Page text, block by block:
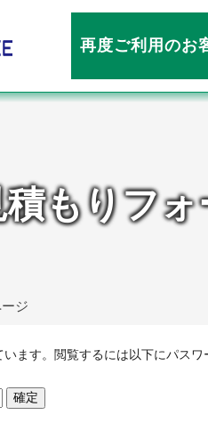
再度ご利用のお
もりフ
ジ
ます。閲覧するには以下にパスワ